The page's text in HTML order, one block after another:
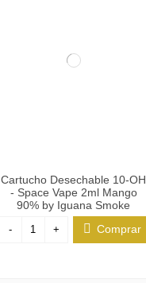
Cartucho Desechable 10-OH
- Space Vape 2ml Mango
90% by Iguana Smoke
- + Comprar